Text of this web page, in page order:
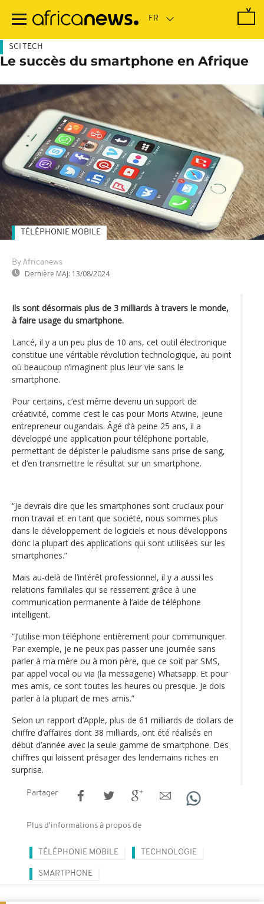
contenu
SCI TECH
Le succès du smartphone en Afrique
By Africanews
Dernière MAJ: 13/08/2024
TÉLÉPHONIE MOBILE
Ils sont désormais plus de 3 milliards à travers le monde,
à faire usage du smartphone.
Lancé, il y a un peu plus de 10 ans, cet outil électronique
constitue une véritable révolution technologique, au point
où beaucoup n’imaginent plus leur vie sans le
smartphone.
Pour certains, c’est même devenu un support de
créativité, comme c’est le cas pour Moris Atwine, jeune
entrepreneur ougandais. Âgé d‘à peine 25 ans, il a
développé une application pour téléphone portable,
permettant de dépister le paludisme sans prise de sang,
et d’en transmettre le résultat sur un smartphone.
“Je devrais dire que les smartphones sont cruciaux pour
mon travail et en tant que société, nous sommes plus
dans le développement de logiciels et nous développons
donc la plupart des applications qui sont utilisées sur les
smartphones.”
Mais au-delà de l’intérêt professionnel, il y a aussi les
relations familiales qui se resserrent grâce à une
communication permanente à l’aide de téléphone
intelligent.
“J’utilise mon téléphone entièrement pour communiquer.
Par exemple, je ne peux pas passer une journée sans
parler à ma mère ou à mon père, que ce soit par SMS,
par appel vocal ou via (la messagerie) Whatsapp. Et pour
mes amis, ce sont toutes les heures ou presque. Je dois
parler à la plupart de mes amis.”
Selon un rapport d’Apple, plus de 61 milliards de dollars de
chiffre d’affaires dont 38 milliards, ont été réalisés en
début d’année avec la seule gamme de smartphone. Des
chiffres qui laissent présager des lendemains riches en
surprise.
Partager
Plus d'informations à propos de
TÉLÉPHONIE MOBILE TECHNOLOGIE
SMARTPHONE